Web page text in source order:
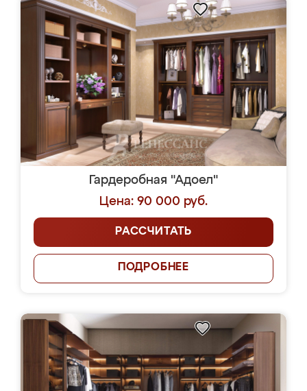
Гардеробная "Адоел"
Цена: 90 000 руб.
РАССЧИТАТЬ
ПОДРОБНЕЕ